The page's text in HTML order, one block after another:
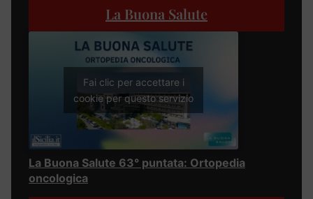
La Buona Salute
Fai clic per accettare i
cookie per questo servizio
La Buona Salute 63° puntata: Ortopedia
oncologica